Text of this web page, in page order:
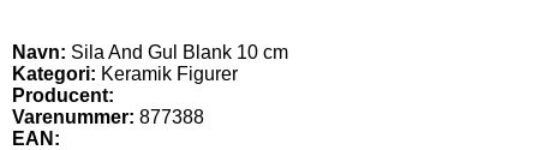
Navn: Sila And Gul Blank 10 cm
Kategori: Keramik Figurer
Producent:
Varenummer: 877388
EAN: